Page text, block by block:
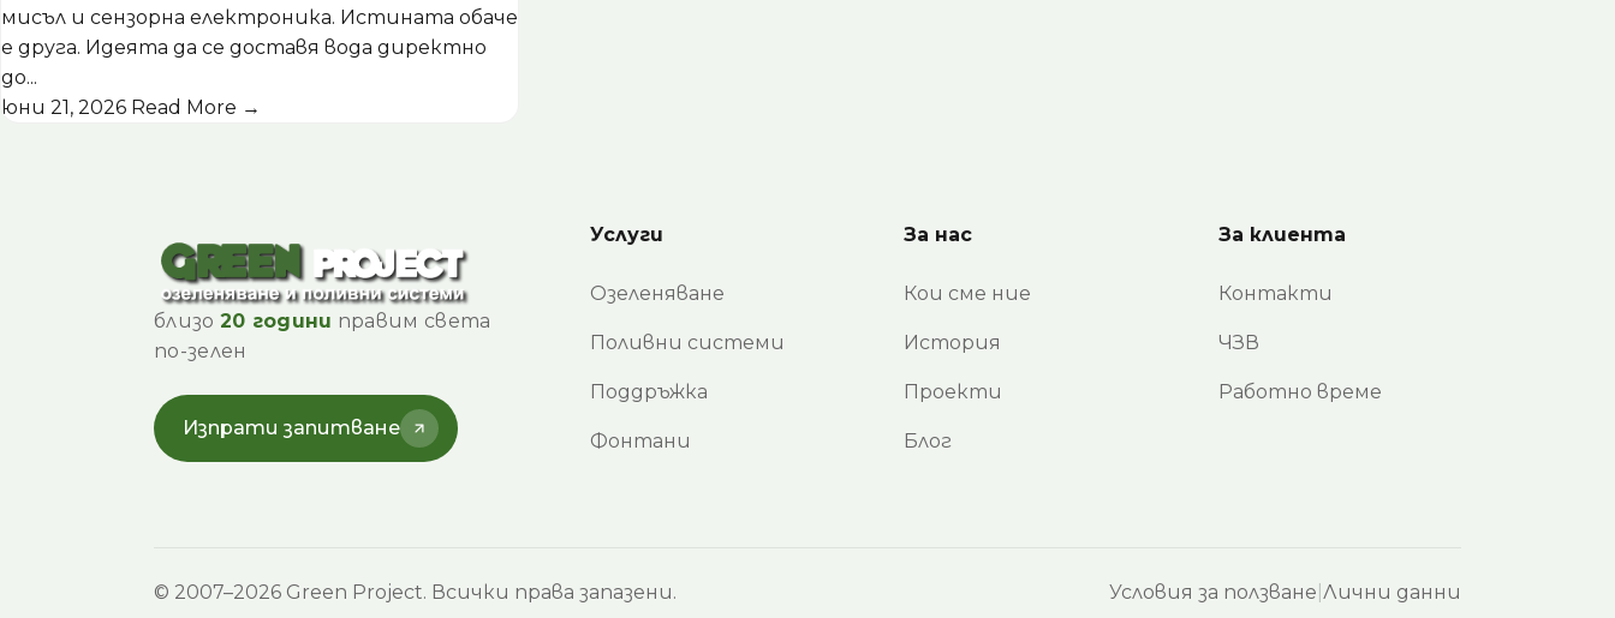
мисъл и сензорна електроника. Истината обаче
е друга. Идеята да се доставя вода директно
до...
юни 21, 2026 Read More →
близо 20 години правим света
по-зелен
Изпрати запитване
Услуги
Озеленяване
Поливни системи
Поддръжка
Фонтани
За нас
Кои сме ние
История
Проекти
Блог
За клиента
Контакти
ЧЗВ
Работно време
© 2007–2026 Green Project. Всички права запазени. Условия за ползване Лични данни